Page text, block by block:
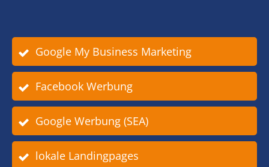
Google My Business Marketing
Facebook Werbung
Google Werbung (SEA)
lokale Landingpages